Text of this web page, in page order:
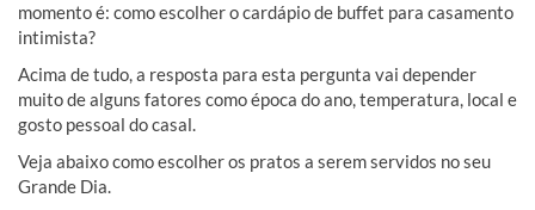
momento é: como escolher o cardápio de buffet para casamento
intimista?
Acima de tudo, a resposta para esta pergunta vai depender
muito de alguns fatores como época do ano, temperatura, local e
gosto pessoal do casal.
Veja abaixo como escolher os pratos a serem servidos no seu
Grande Dia.